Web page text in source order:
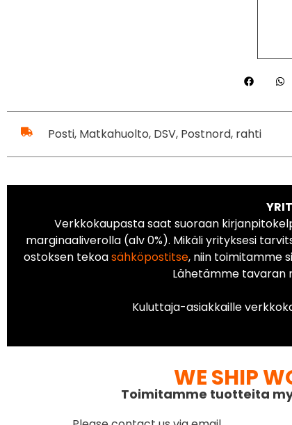
Posti, Matkahuolto, DSV, Postnord, rahti
Verkkokaupasta saat suoraan
marginaaliverolla (alv 0%). Mikäli yrityksesi
ostoksen tekoasähköpostitse, niin toimitamme
Lähetämme tavaran
Kuluttaja-asiakkaille
WE SHIP
Toimitamme tuotteita